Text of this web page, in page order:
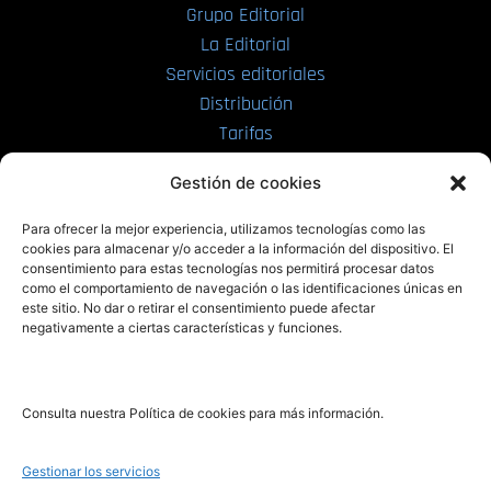
Gestión de cookies
Para ofrecer la mejor experiencia, utilizamos tecnologías como las
cookies para almacenar y/o acceder a la información del dispositivo. El
consentimiento para estas tecnologías nos permitirá procesar datos
como el comportamiento de navegación o las identificaciones únicas en
este sitio. No dar o retirar el consentimiento puede afectar
negativamente a ciertas características y funciones.
Consulta nuestra Política de cookies para más información.
Gestionar los servicios
Grupo Editorial
La Editorial
Servicios editoriales
Distribución
Tarifas
PRL | Films
PRL | Play
PRL | LAB
Noticias